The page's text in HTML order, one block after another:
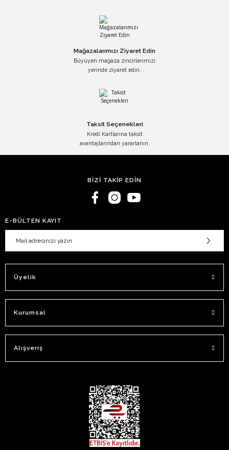
Mağazalarımızı Ziyaret Edin
Büyüyen mağaza zincirlerimizi
yerinde ziyaret edin.
Taksit Seçenekleri
Kredi Kartlarına taksit
avantajlarından yararlanın.
BİZİ TAKİP EDİN
E-BÜLTEN KAYIT
Üyelik
Kurumsal
Alışveriş